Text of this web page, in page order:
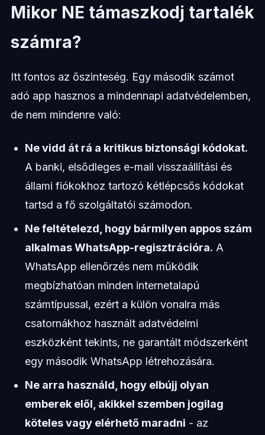
Mikor NE támaszkodj tartalék
számra?
Itt fontos az őszinteség. Egy második számot
adó app hasznos a mindennapi adatvédelemben,
de nem mindenre való:
Ne vidd át rá a kritikus biztonsági kódokat.
A banki, elsődleges e-mail visszaállítási és
állami fiókokhoz tartozó kétlépcsős kódokat
tartsd a fő szolgáltatói számodon.
Ne feltételezd, hogy bármilyen appos szám
alkalmas WhatsApp-regisztrációra. A
WhatsApp ellenőrzés nem működik
megbízhatóan minden internetalapú
számtípussal, ezért a külön vonalra más
csatornákhoz használt adatvédelmi
eszközként tekints, ne garantált módszerként
egy második WhatsApp létrehozására.
Ne arra használd, hogy elbújj olyan
emberek elől, akikkel szemben jogilag
köteles vagy elérhető maradni - az